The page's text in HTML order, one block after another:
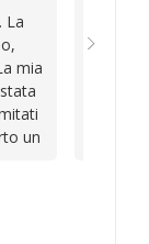
La
mia
un
sono